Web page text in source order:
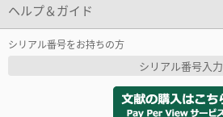
ヘルプ＆ガイド
シリアル番号をお持ちの方
シリアル番号入力